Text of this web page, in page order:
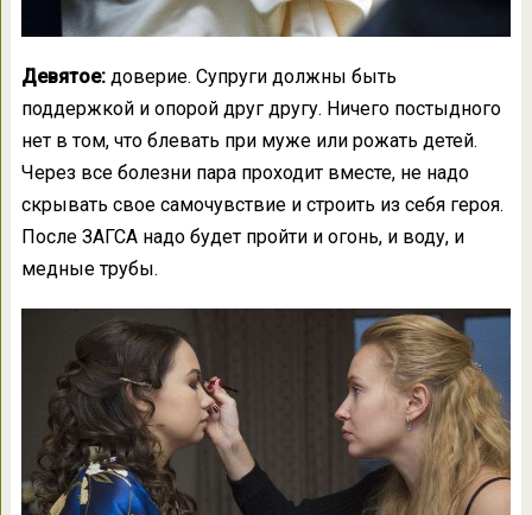
Девятое:доверие. Супруги должны быть
поддержкой и опорой друг другу. Ничего постыдного
нет в том, что блевать при муже или рожать детей.
Через все болезни пара проходит вместе, не надо
скрывать свое самочувствие и строить из себя героя.
После ЗАГСА надо будет пройти и огонь, и воду, и
медные трубы.